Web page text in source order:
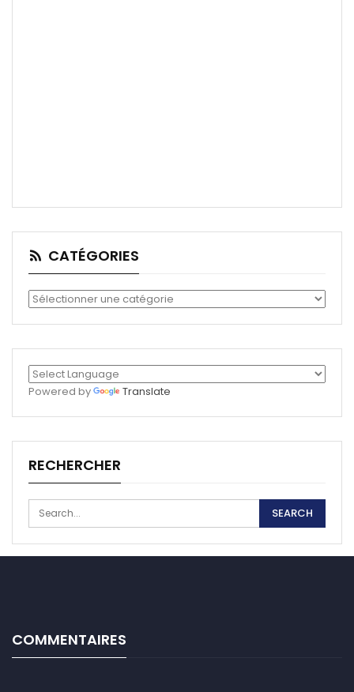
CATÉGORIES
Catégories
Powered by Translate
RECHERCHER
COMMENTAIRES